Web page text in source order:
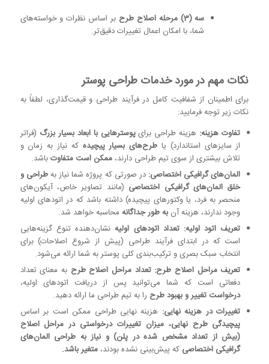
سه (3) مرحله اصلاح طرح
بر اساس نظرات و خواسته‌های
شما، با امکان اعمال تغییرات دقیق‌تر.
نکات مهم در مورد خدمات طراحی پوستر
برای اطمینان از شفافیت کامل در فرآیند طراحی و قیمت‌گذاری، لطفاً به
نکات زیر توجه فرمایید:
تفاوت هزینه: هزینه طراحی برایپوسترهایی با ابعاد بسیار بزرگ (فراتر
از سایزهای استاندارد) یا طرح‌های بسیار پیچیده که نیاز به زمان و
تلاش بیشتری از سوی تیم طراحی دارند، ممکن است متفاوتباشد.
المان‌های گرافیکی اختصاصی: در صورتی که پروژه شما نیاز بهطراحی و
خلق المان‌های گرافیکی اختصاصی (مانند تصاویر خاص، آیکون‌های
منحصر به فرد، یا وکتورهای پیچیده) داشته باشد که در اتودهای اولیه
وجود ندارند، هزینه آن به طور جداگانهمحاسبه خواهد شد.
تعریف اتود اولیه: تعداد اتودهای اولیهنشان‌دهنده تنوع گزینه‌هایی
است که در ابتدای فرآیند طراحی (پیش از شروع اصلاحات) برای
انتخاب سبک بصری و ترکیب‌بندی کلی پوستر به شما ارائه می‌شود.
تعریف مراحل اصلاح طرح: تعداد مراحل اصلاح طرح به معنای تعداد
دفعاتی است که شما می‌توانید پس از دریافت اتودهای اولیه،
درخواست تغییر و بهبود طرح را به تیم طراحی ما ارائه دهید.
تغییرات در هزینه نهایی: هزینه نهایی طراحی ممکن است بر اساس
پیچیدگی طرح نهایی، میزان تغییرات درخواستی در مراحل اصلاح
(بیش از تعداد مشخص شده در پلن) و نیاز به طراحی المان‌های
گرافیکی اختصاصی که پیش‌بینی نشده بودند، متغیر باشد.